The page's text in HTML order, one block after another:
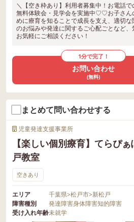
＼【空き枠あり】利用者募集中！お電話
無料体験会・見学会を実施中♡♡お子さん
めに療育を知ることで成長を支え、適切
のお悩みや発達に関するご心配ごとなど
お気軽にご相談ください！
1分で完了！
お問い合わせ
(無料)
まとめて問い合わせする
児童発達支援事業所
【楽しい個別療育】てらぴ
戸教室
空きあり
エリア 千葉県>松戸市>新松戸
障害種別
発達障害身体障害知的障害
受け入れ年齢未就学